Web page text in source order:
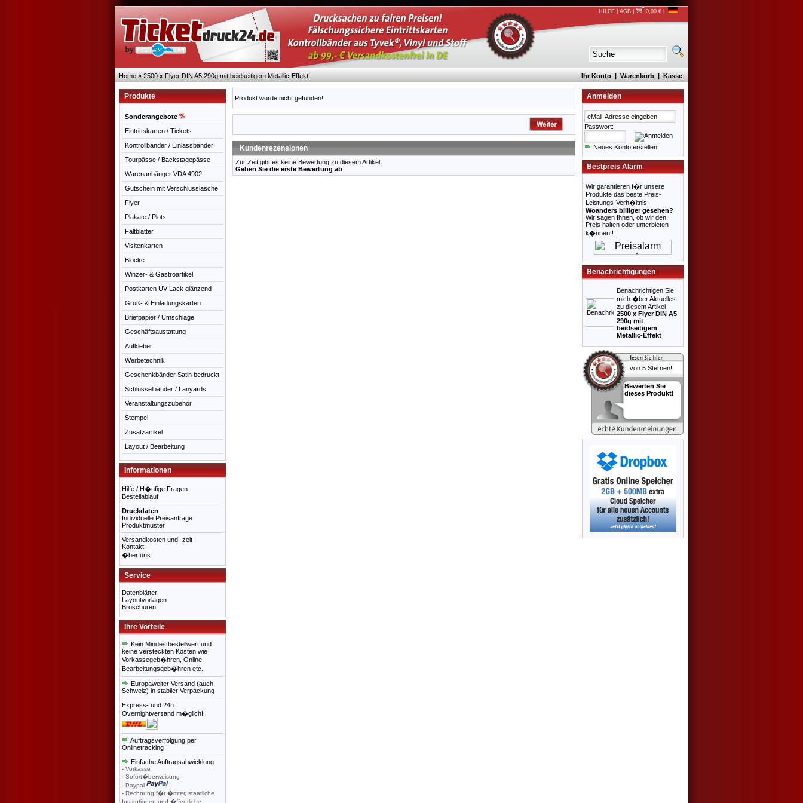
HILFE |AGB 0,00 €
Home » 2500 x Flyer DIN A5 290g mit beidseitigem Metallic-Effekt Ihr Konto | Warenkorb | Kasse
Produkte
Sonderangebote
Eintrittskarten / Tickets
Kontrollbänder / Einlassbänder
Tourpässe / Backstagepässe
Warenanhänger VDA 4902
Gutschein mit Verschlusslasche
Flyer
Plakate / Plots
Faltblätter
Visitenkarten
Blöcke
Winzer- & Gastroartikel
Postkarten UV-Lack glänzend
Gruß- & Einladungskarten
Briefpapier / Umschläge
Geschäftsaustattung
Aufkleber
Werbetechnik
Geschenkbänder Satin bedruckt
Schlüsselbänder / Lanyards
Veranstaltungszubehör
Stempel
Zusatzartikel
Layout / Bearbeitung
Informationen
Hilfe / H�ufige Fragen
Bestellablauf
Druckdaten
Individuelle Preisanfrage
Produktmuster
Versandkosten und -zeit
Kontakt
�ber uns
Service
Datenblätter
Layoutvorlagen
Broschüren
Ihre Vorteile
Kein Mindestbestellwert und
keine versteckten Kosten wie
Vorkassegeb�hren, Online-
Bearbeitungsgeb�hren etc.
Europaweiter Versand (auch
Schweiz) in stabiler Verpackung
Express- und 24h
Overnightversand m�glich!
Auftragsverfolgung per
Onlinetracking
Einfache Auftragsabwicklung
- Vorkasse
- Sofort�berweisung
- Paypal
- Rechnung f�r �mter, staatliche
Institutionen und �ffentliche
Produkt wurde nicht gefunden!
Kundenrezensionen
Zur Zeit gibt es keine Bewertung zu diesem Artikel.
Geben Sie die erste Bewertung ab
Anmelden
Passwort:
Neues Konto erstellen
Bestpreis Alarm
Wir garantieren f�r unsere
Produkte das beste Preis-
Leistungs-Verh�ltnis.
Woanders billiger gesehen?
Wir sagen Ihnen, ob wir den
Preis halten oder unterbieten
k�nnen.!
Benachrichtigungen
Benachrichtigen Sie
mich �ber Aktuelles
zu diesem Artikel
2500 x Flyer DIN A5
290g mit
beidseitigem
Metallic-Effekt
Bewerten Sie
dieses Produkt!